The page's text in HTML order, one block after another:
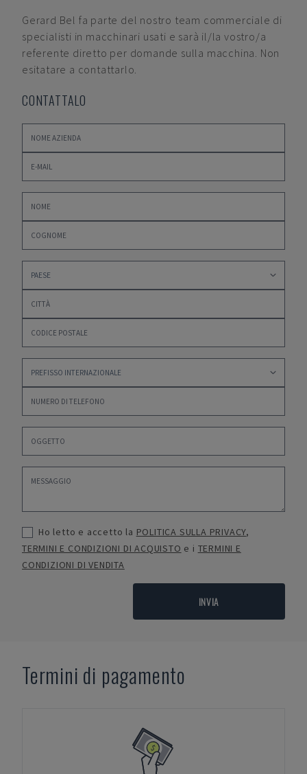
Gerard Bel fa parte del nostro team commerciale di
specialisti in macchinari usati e sarà il/la vostro/a
referente diretto per domande sulla macchina. Non
esitatare a contattarlo.
CONTATTALO
Ho letto e accetto la POLITICA SULLA PRIVACY,
TERMINI E CONDIZIONI DI ACQUISTO e i TERMINI E
CONDIZIONI DI VENDITA
INVIA
Termini di pagamento